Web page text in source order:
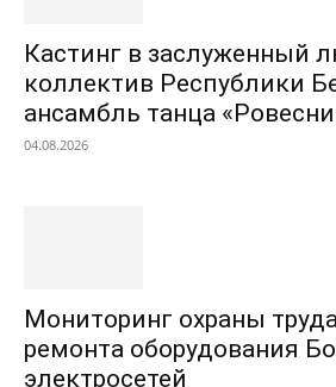
Кастинг в заслуженный
коллектив Республики
ансамбль танца
04.08.2026
Мониторинг охраны
ремонта оборудования
электросетей